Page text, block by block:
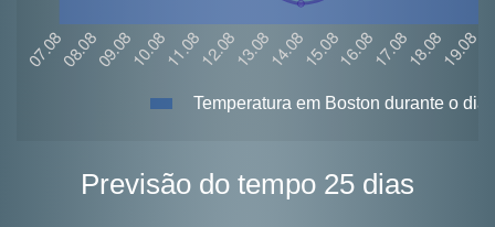
Temperatura em Boston durante o dia
Previsão do tempo 25 dias